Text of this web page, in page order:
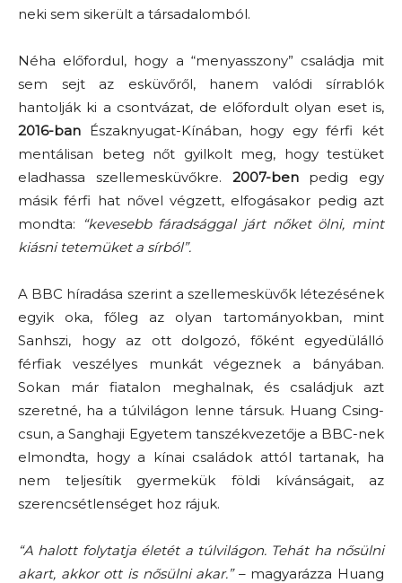
neki sem sikerült a társadalomból.
Néha előfordul, hogy a “menyasszony” családja mit
sem sejt az esküvőről, hanem valódi sírrablók
hantolják ki a csontvázat, de előfordult olyan eset is,
2016-ban Északnyugat-Kínában, hogy egy férfi két
mentálisan beteg nőt gyilkolt meg, hogy testüket
eladhassa szellemesküvőkre. 2007-benpedig egy
másik férfi hat nővel végzett, elfogásakor pedig azt
mondta:
“kevesebb fáradsággal járt nőket ölni, mint
kiásni tetemüket a sírból”.
A BBC híradása szerint a szellemesküvők létezésének
egyik oka, főleg az olyan tartományokban, mint
Sanhszi, hogy az ott dolgozó, főként egyedülálló
férfiak veszélyes munkát végeznek a bányában.
Sokan már fiatalon meghalnak, és családjuk azt
szeretné, ha a túlvilágon lenne társuk. Huang Csing-
csun, a Sanghaji Egyetem tanszékvezetője a BBC-nek
elmondta, hogy a kínai családok attól tartanak, ha
nem teljesítik gyermekük földi kívánságait, az
szerencsétlenséget hoz rájuk.
“A halott folytatja életét a túlvilágon. Tehát ha nősülni
akart, akkor ott is nősülni akar.”– magyarázza Huang